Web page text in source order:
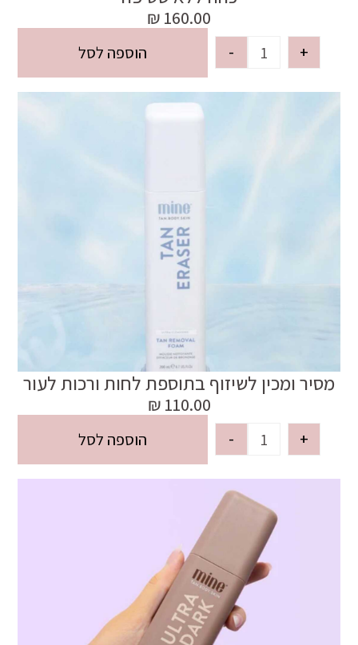
160.00
₪
- + הוספה לסל
מסיר ומכין לשיזוף בתוספת לחות ורכות לעור
110.00
₪
- + הוספה לסל